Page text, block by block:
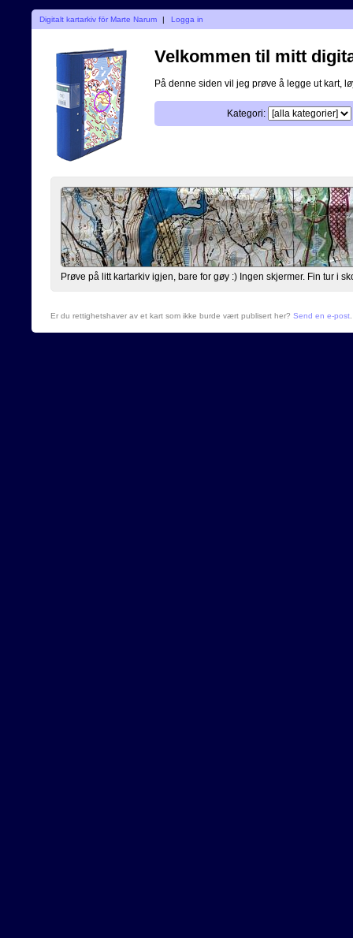
Digitalt kartarkiv för Marte Narum | Logga in
Velkommen til mitt
På denne siden vil jeg prøve å legge ut kart,
Kategori:
Prøve på litt kartarkiv igjen, bare for gøy :) Ingen skjermer. Fin tur i
Er du rettighetshaver av et kart som ikke burde vært publisert her? Send en e-post